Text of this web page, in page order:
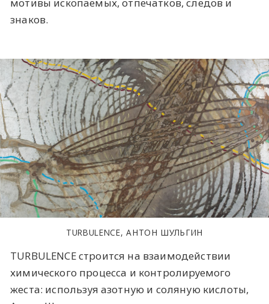
знаков.
TURBULENCE, АНТОН ШУЛЬГИН
TURBULENCE строится на взаимодействии
химического процесса и контролируемого
жеста: используя азотную и соляную кислоты,